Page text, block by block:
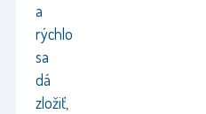
a
rýchlo
sa
dá
zložiť,